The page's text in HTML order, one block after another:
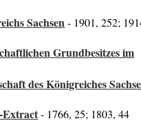
Sachsen- 1901, 252;
Grundbesitzes im
des Königreiches
Extract- 1766, 25; 1803, 44